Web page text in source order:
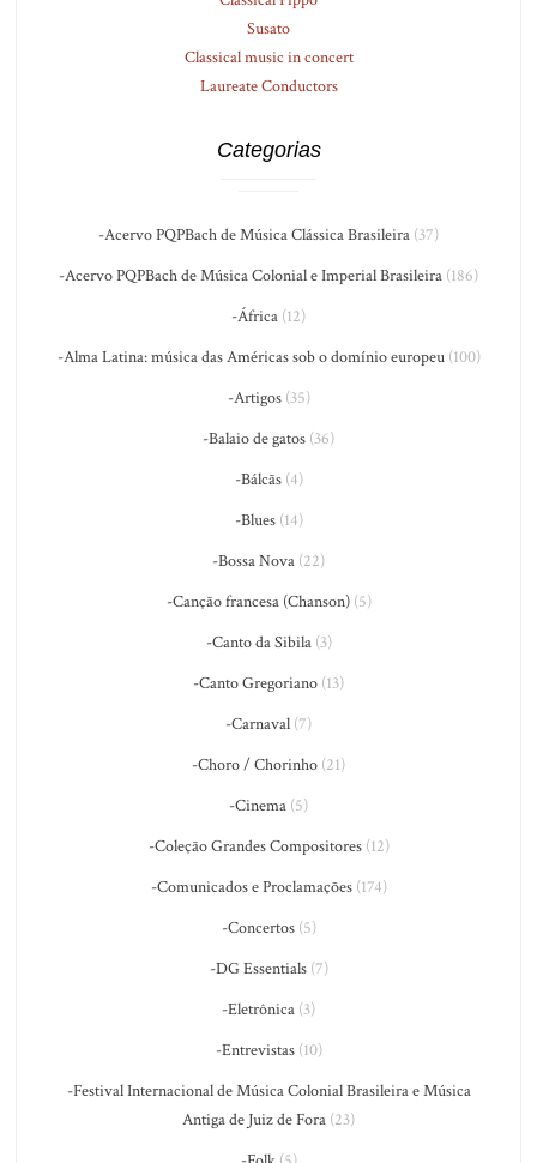
Susato
Classical music in concert
Laureate Conductors
Categorias
-Acervo PQPBach de Música Clássica Brasileira (37)
-Acervo PQPBach de Música Colonial e Imperial Brasileira (186)
-África (12)
-Alma Latina: música das Américas sob o domínio europeu(100)
-Artigos(35)
-Balaio de gatos (36)
-Bálcãs(4)
-Blues(14)
-Bossa Nova (22)
-Canção francesa (Chanson)(5)
-Canto da Sibila(3)
-Canto Gregoriano (13)
-Carnaval (7)
-Choro / Chorinho (21)
-Cinema (5)
-Coleção Grandes Compositores(12)
-Comunicados e Proclamações(174)
-Concertos(5)
-DG Essentials(7)
-Eletrônica (3)
-Entrevistas(10)
-Festival Internacional de Música Colonial Brasileira e Música
Antiga de Juiz de Fora (23)